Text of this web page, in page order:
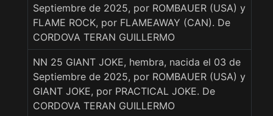
Septiembre de 2025, por ROMBAUER (USA) y
FLAME ROCK, por FLAMEAWAY (CAN). De
CORDOVA TERAN GUILLERMO
NN 25 GIANT JOKE, hembra, nacida el 03 de
Septiembre de 2025, por ROMBAUER (USA) y
GIANT JOKE, por PRACTICAL JOKE. De
CORDOVA TERAN GUILLERMO